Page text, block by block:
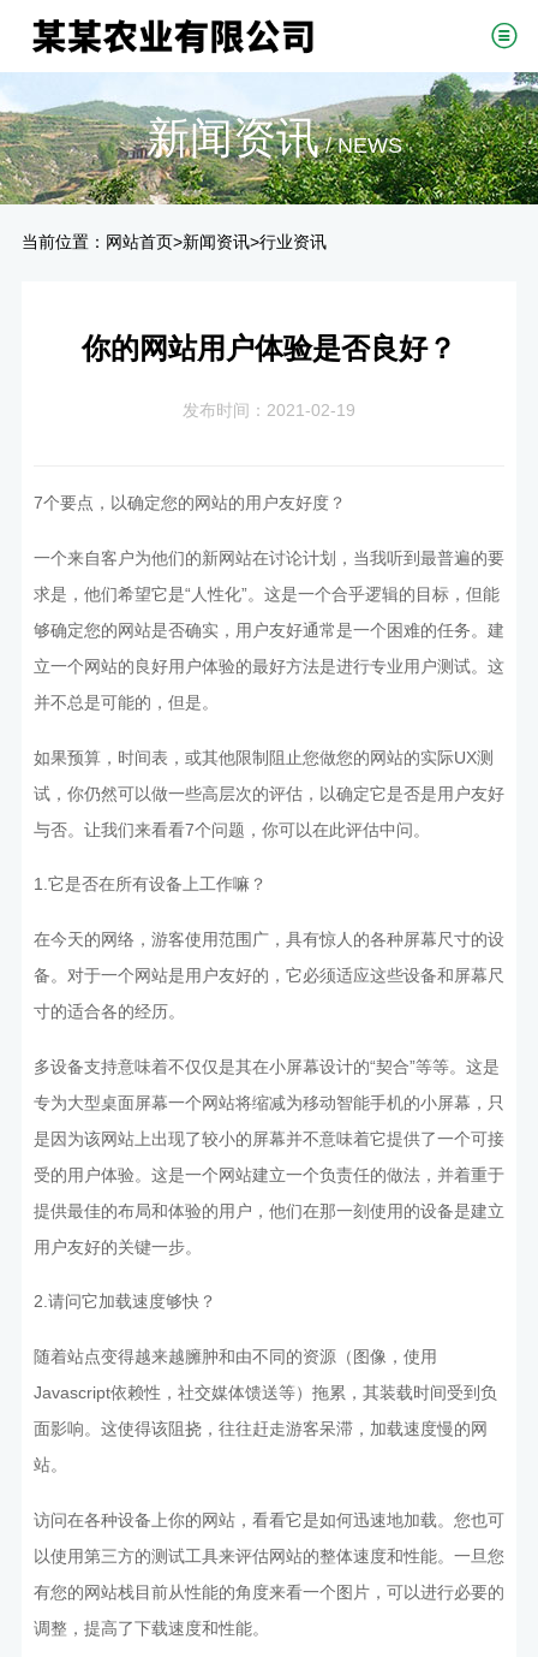
新闻资讯/ NEWS
当前位置： 网站首页>新闻资讯>行业资讯
你的网站用户体验是否良好？
发布时间：2021-02-19
7个要点，以确定您的网站的用户友好度？
一个来自客户为他们的新网站在讨论计划，当我听到最普遍的要
求是，他们希望它是“人性化”。这是一个合乎逻辑的目标，但能
够确定您的网站是否确实，用户友好通常是一个困难的任务。建
立一个网站的良好用户体验的最好方法是进行专业用户测试。这
并不总是可能的，但是。
如果预算，时间表，或其他限制阻止您做您的网站的实际UX测
试，你仍然可以做一些高层次的评估，以确定它是否是用户友好
与否。让我们来看看7个问题，你可以在此评估中问。
1.它是否在所有设备上工作嘛？
在今天的网络，游客使用范围广，具有惊人的各种屏幕尺寸的设
备。对于一个网站是用户友好的，它必须适应这些设备和屏幕尺
寸的适合各的经历。
多设备支持意味着不仅仅是其在小屏幕设计的“契合”等等。这是
专为大型桌面屏幕一个网站将缩减为移动智能手机的小屏幕，只
是因为该网站上出现了较小的屏幕并不意味着它提供了一个可接
受的用户体验。这是一个网站建立一个负责任的做法，并着重于
提供最佳的布局和体验的用户，他们在那一刻使用的设备是建立
用户友好的关键一步。
2.请问它加载速度够快？
随着站点变得越来越臃肿和由不同的资源（图像，使用
Javascript依赖性，社交媒体馈送等）拖累，其装载时间受到负
面影响。这使得该阻挠，往往赶走游客呆滞，加载速度慢的网
站。
访问在各种设备上你的网站，看看它是如何迅速地加载。您也可
以使用第三方的测试工具来评估网站的整体速度和性能。一旦您
有您的网站栈目前从性能的角度来看一个图片，可以进行必要的
调整，提高了下载速度和性能。